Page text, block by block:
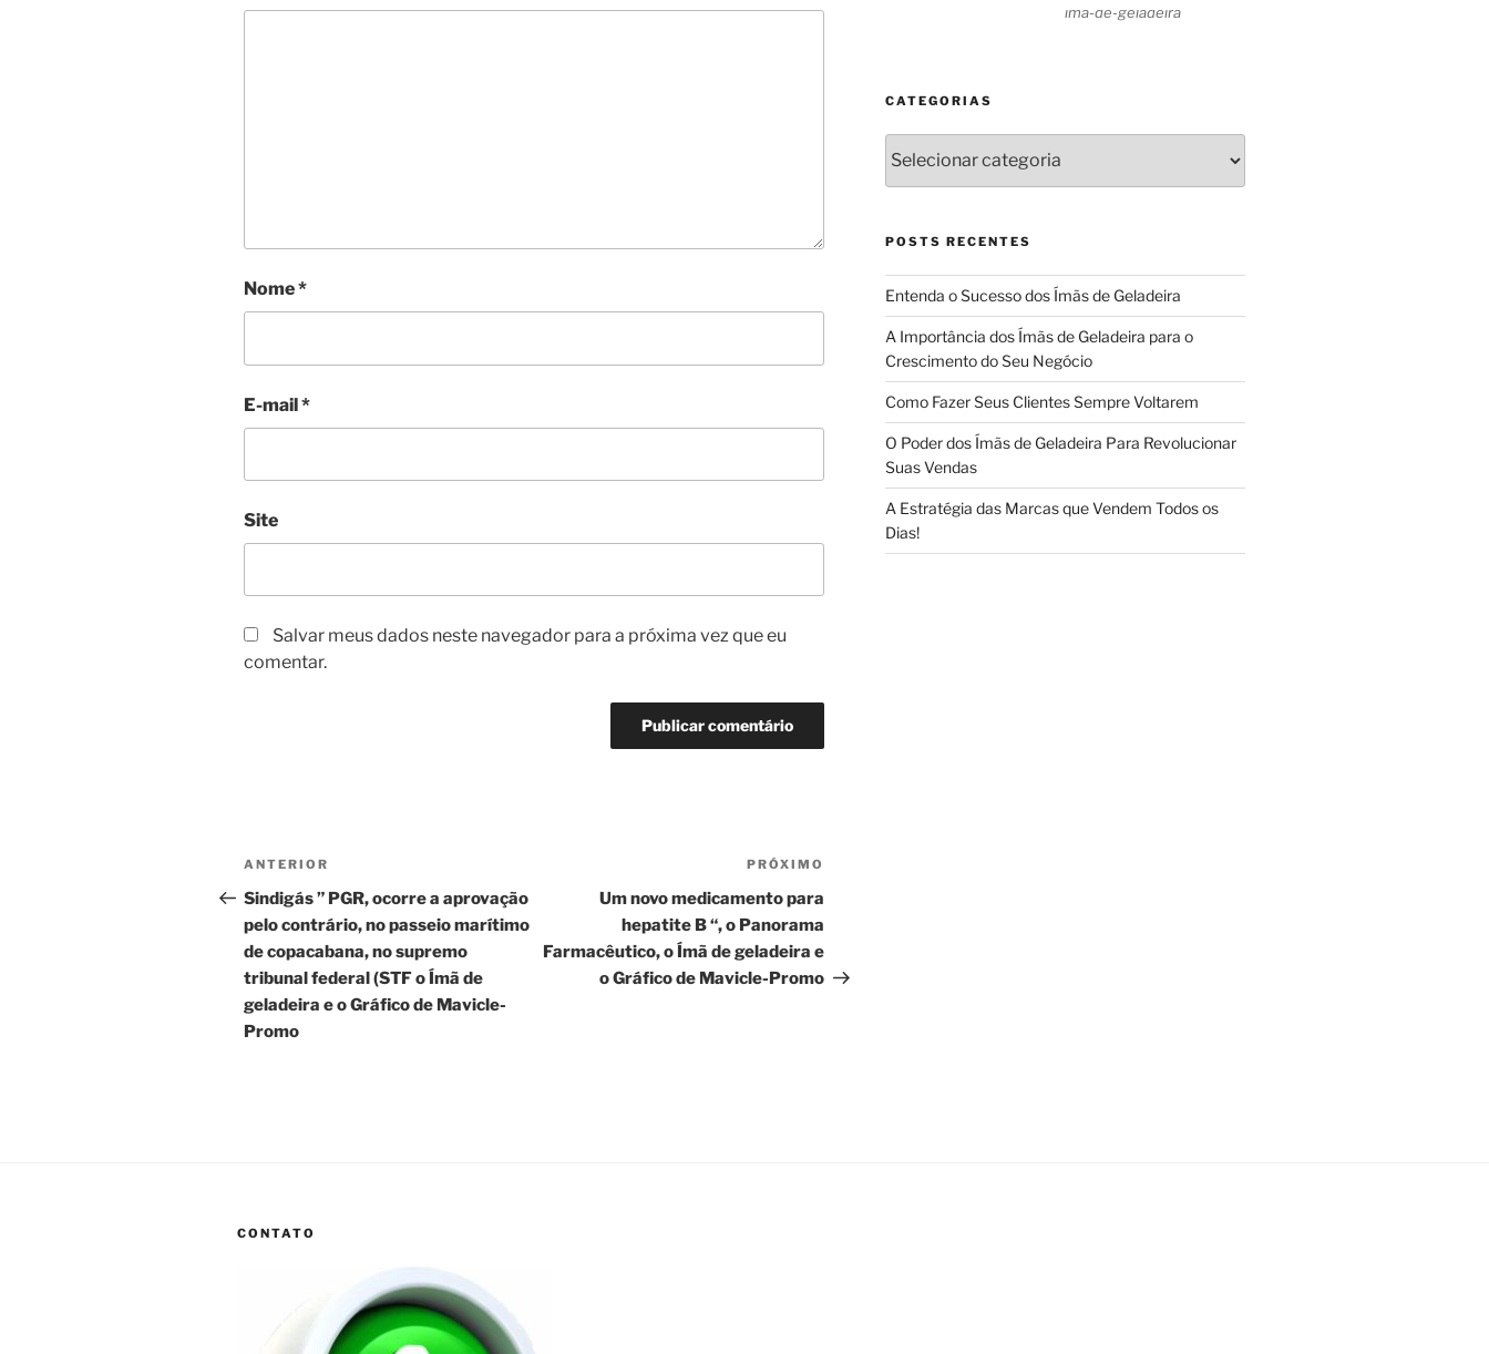
Nome*
E-mail*
Site
Salvar meus dados neste navegador para a próxima vez que eu
comentar.
Navegação
de
Post
Post
anterior
ANTERIOR
Sindigás ” PGR, ocorre a aprovação
pelo contrário, no passeio marítimo
de copacabana, no supremo
tribunal federal (STF o Ímã de
geladeira e o Gráfico de Mavicle-
Promo
PRÓXIMO
Um novo medicamento para
hepatite B “, o Panorama
Farmacêutico, o Ímã de geladeira e
o Gráfico de Mavicle-Promo
ima-de-geladeira
CATEGORIAS
POSTS RECENTES
Entenda o Sucesso dos Ímãs de Geladeira
A Importância dos Ímãs de Geladeira para o
Crescimento do Seu Negócio
Como Fazer Seus Clientes Sempre Voltarem
O Poder dos Ímãs de Geladeira Para Revolucionar
Suas Vendas
A Estratégia das Marcas que Vendem Todos os
Dias!
CONTATO